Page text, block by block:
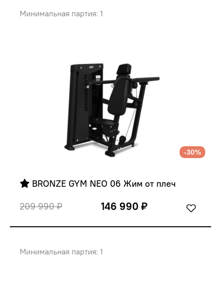
Минимальная партия: 1
-30%
BRONZE GYM NEO 06 Жим от плеч
209 990 ₽
146 990 ₽
Минимальная партия: 1